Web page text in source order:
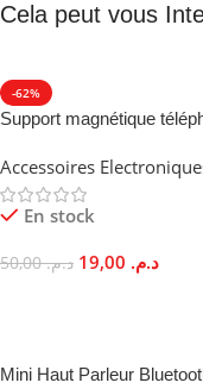
Cela peut vous
-62%
Support magnétique
Accessoires
En stock
د.م.50,00 د.م.
Mini Haut Parleur